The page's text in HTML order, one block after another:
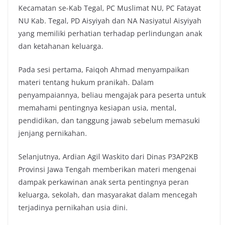
Kecamatan se-Kab Tegal, PC Muslimat NU, PC Fatayat
NU Kab. Tegal, PD Aisyiyah dan NA Nasiyatul Aisyiyah
yang memiliki perhatian terhadap perlindungan anak
dan ketahanan keluarga.
Pada sesi pertama, Faiqoh Ahmad menyampaikan
materi tentang hukum pranikah. Dalam
penyampaiannya, beliau mengajak para peserta untuk
memahami pentingnya kesiapan usia, mental,
pendidikan, dan tanggung jawab sebelum memasuki
jenjang pernikahan.
Selanjutnya, Ardian Agil Waskito dari Dinas P3AP2KB
Provinsi Jawa Tengah memberikan materi mengenai
dampak perkawinan anak serta pentingnya peran
keluarga, sekolah, dan masyarakat dalam mencegah
terjadinya pernikahan usia dini.